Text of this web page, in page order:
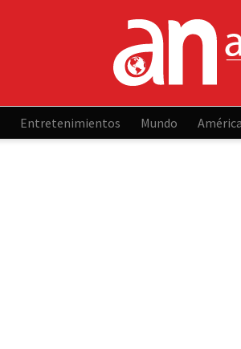
Entretenimientos Mundo